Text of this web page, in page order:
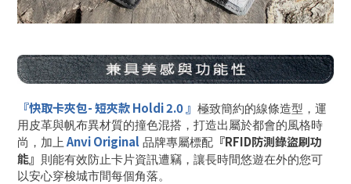
『快取卡夾包-短夾款 Holdi 2.0 』 極致簡約的線條造型，運
用皮革與帆布異材質的撞色混搭，打造出屬於都會的風格時
尚，加上 Anvi Original 品牌專屬標配 『RFID防測錄盜刷功
能』 則能有效防止卡片資訊遭竊，讓長時間悠遊在外的您可
以安心穿梭城市間每個角落。